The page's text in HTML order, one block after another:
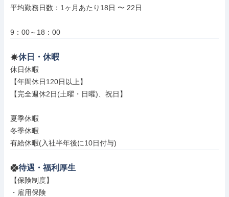
平均勤務日数：1ヶ月あたり18日 〜 22日
9：00～18：00
休日・休暇
休日休暇
【年間休日120日以上】
【完全週休2日(土曜・日曜)、祝日】
夏季休暇
冬季休暇
有給休暇(入社半年後に10日付与)
待遇・福利厚生
【保険制度】
・雇用保険